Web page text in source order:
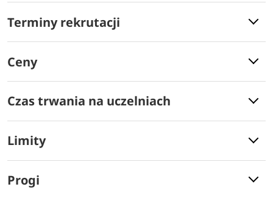
Terminy rekrutacji
Ceny
Czas trwania na uczelniach
Limity
Progi